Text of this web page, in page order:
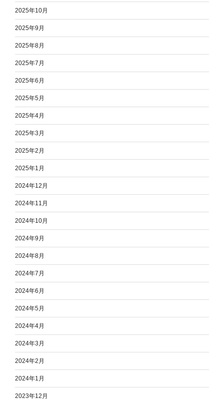
2025年10月
2025年9月
2025年8月
2025年7月
2025年6月
2025年5月
2025年4月
2025年3月
2025年2月
2025年1月
2024年12月
2024年11月
2024年10月
2024年9月
2024年8月
2024年7月
2024年6月
2024年5月
2024年4月
2024年3月
2024年2月
2024年1月
2023年12月